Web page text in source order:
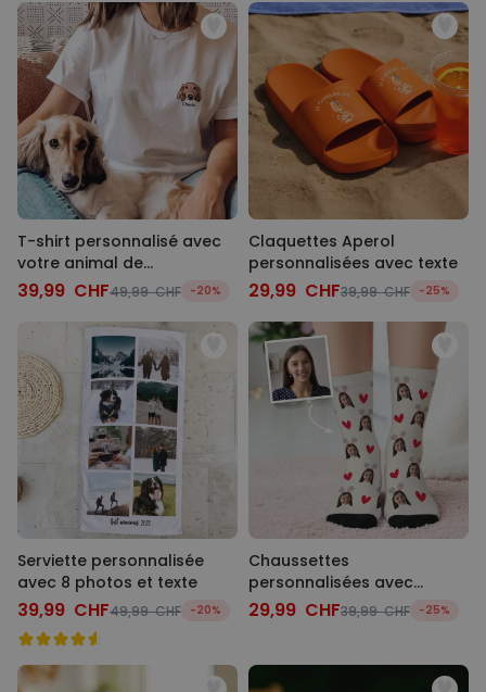
T-shirt personnalisé avec
votre animal de
compagnie Cartoon
39,99 CHF49,99 CHF -20%
Claquettes Aperol
personnalisées avec texte
29,99 CHF39,99 CHF -25%
Serviette personnalisée
avec 8 photos et texte
39,99 CHF49,99 CHF -20%
Chaussettes
personnalisées avec
visage et oreilles de lapin
29,99 CHF39,99 CHF -25%